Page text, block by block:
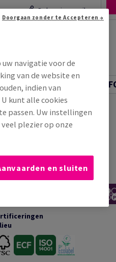
Delen via e-mail
TECHNISCHE
&
&
navigatie voor de
van de website en
indien van
kunt alle cookies
passen. Uw instellingen
plezier op onze
Doorgaan zonder te Accepteren →
en sluiten